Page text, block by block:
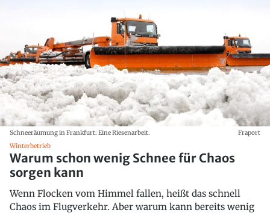
Schneeräumung in Frankfurt: Eine Riesenarbeit.
Fraport
Winterbetrieb
Warum schon wenig Schnee für Chaos
sorgen kann
Wenn Flocken vom Himmel fallen, heißt das schnell
Chaos im Flugverkehr. Aber warum kann bereits wenig